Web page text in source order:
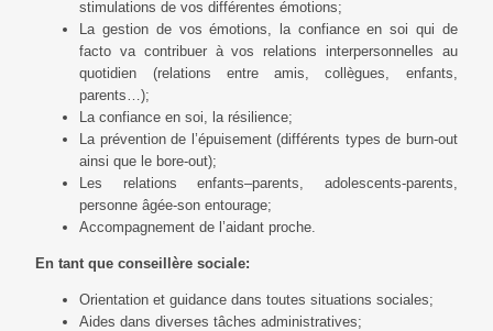
stimulations de vos différentes émotions;
La gestion de vos émotions, la confiance en soi qui de
facto va contribuer à vos relations interpersonnelles au
quotidien (relations entre amis, collègues, enfants,
parents…);
La confiance en soi, la résilience;
La prévention de l’épuisement (différents types de burn-out
ainsi que le bore-out);
Les relations enfants–parents, adolescents-parents,
personne âgée-son entourage;
Accompagnement de l’aidant proche.
En tant que conseillère sociale:
Orientation et guidance dans toutes situations sociales;
Aides dans diverses tâches administratives;